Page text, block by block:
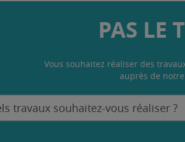
PAS LE
Vous souhaitez réaliser des
auprès de